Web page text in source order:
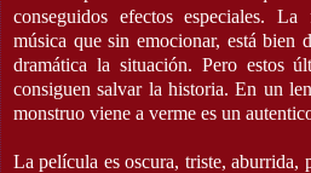
conseguidos efectos especiales.
música que sin emocionar, está bien
dramática la situación. Pero estos
consiguen salvar la historia. En un
monstruo viene a verme es un
La película es oscura, triste, aburrida,